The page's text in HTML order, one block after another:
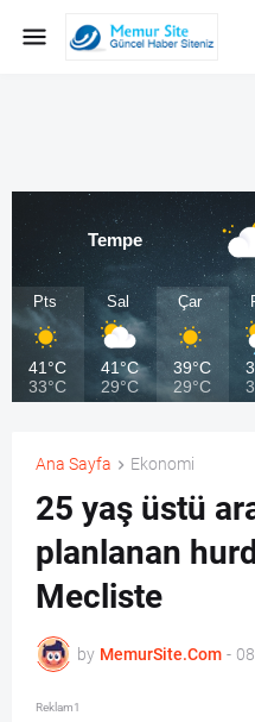
Tempe
Pts
41°C
33°C
Sal
41°C
29°C
Çar
39°C
29°C
Ana Sayfa Ekonomi
25 yaş üstü
planlanan
Mecliste
by MemurSite.Com -
Reklam1